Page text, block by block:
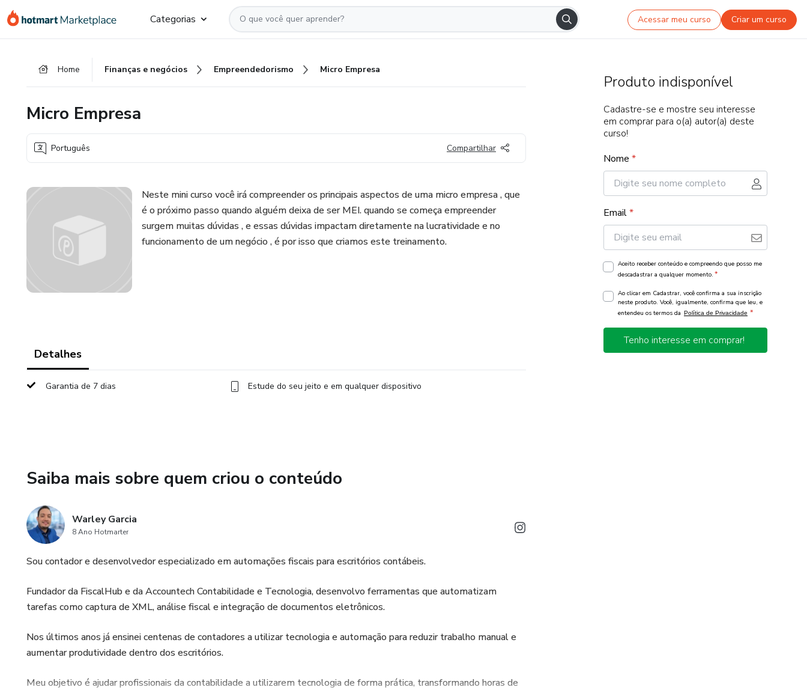
para
para
para
Categorias Acessar meu curso Criar um curso
Home Finanças e negócios Empreendedorismo Micro Empresa
Micro Empresa
Português Compartilhar
Neste mini curso você irá compreender os principais aspectos de uma micro empresa , que
é o próximo passo quando alguém deixa de ser MEI. quando se começa empreender
surgem muitas dúvidas , e essas dúvidas impactam diretamente na lucratividade e no
funcionamento de um negócio , é por isso que criamos este treinamento.
Detalhes
Garantia de 7 dias Estude do seu jeito e em qualquer dispositivo
Saiba mais sobre quem criou o conteúdo
Warley Garcia
8 Ano Hotmarter
Sou contador e desenvolvedor especializado em automações fiscais para escritórios contábeis.
Fundador da FiscalHub e da Accountech Contabilidade e Tecnologia, desenvolvo ferramentas que automatizam
tarefas como captura de XML, análise fiscal e integração de documentos eletrônicos.
Nos últimos anos já ensinei centenas de contadores a utilizar tecnologia e automação para reduzir trabalho manual e
aumentar produtividade dentro dos escritórios.
Meu objetivo é ajudar profissionais da contabilidade a utilizarem tecnologia de forma prática, transformando horas de
Produto indisponível
Cadastre-se e mostre seu interesse
em comprar para o(a) autor(a) deste
curso!
Nome *
Email*
Aceito receber conteúdo e compreendo que posso me
descadastrar a qualquer momento. *
Ao clicar em Cadastrar, você confirma a sua inscrição
neste produto. Você, igualmente, confirma que leu, e
entendeu os termos da Política de Privacidade *
Tenho interesse em comprar!